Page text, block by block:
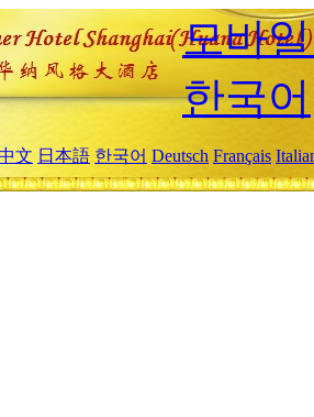
모바
한국어
文 日本語 한국어 Deutsch Français